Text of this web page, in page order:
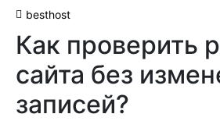
besthost
Как проверить
сайта без
записей?